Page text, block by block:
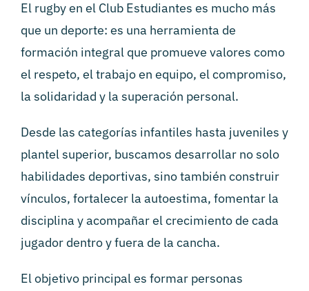
El rugby en el Club Estudiantes es mucho más
que un deporte: es una herramienta de
formación integral que promueve valores como
el respeto, el trabajo en equipo, el compromiso,
la solidaridad y la superación personal.
Desde las categorías infantiles hasta juveniles y
plantel superior, buscamos desarrollar no solo
habilidades deportivas, sino también construir
vínculos, fortalecer la autoestima, fomentar la
disciplina y acompañar el crecimiento de cada
jugador dentro y fuera de la cancha.
El objetivo principal es formar personas